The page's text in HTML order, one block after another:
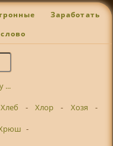
Заработать
...
Хлеб - Хлор - Хозя
-
-